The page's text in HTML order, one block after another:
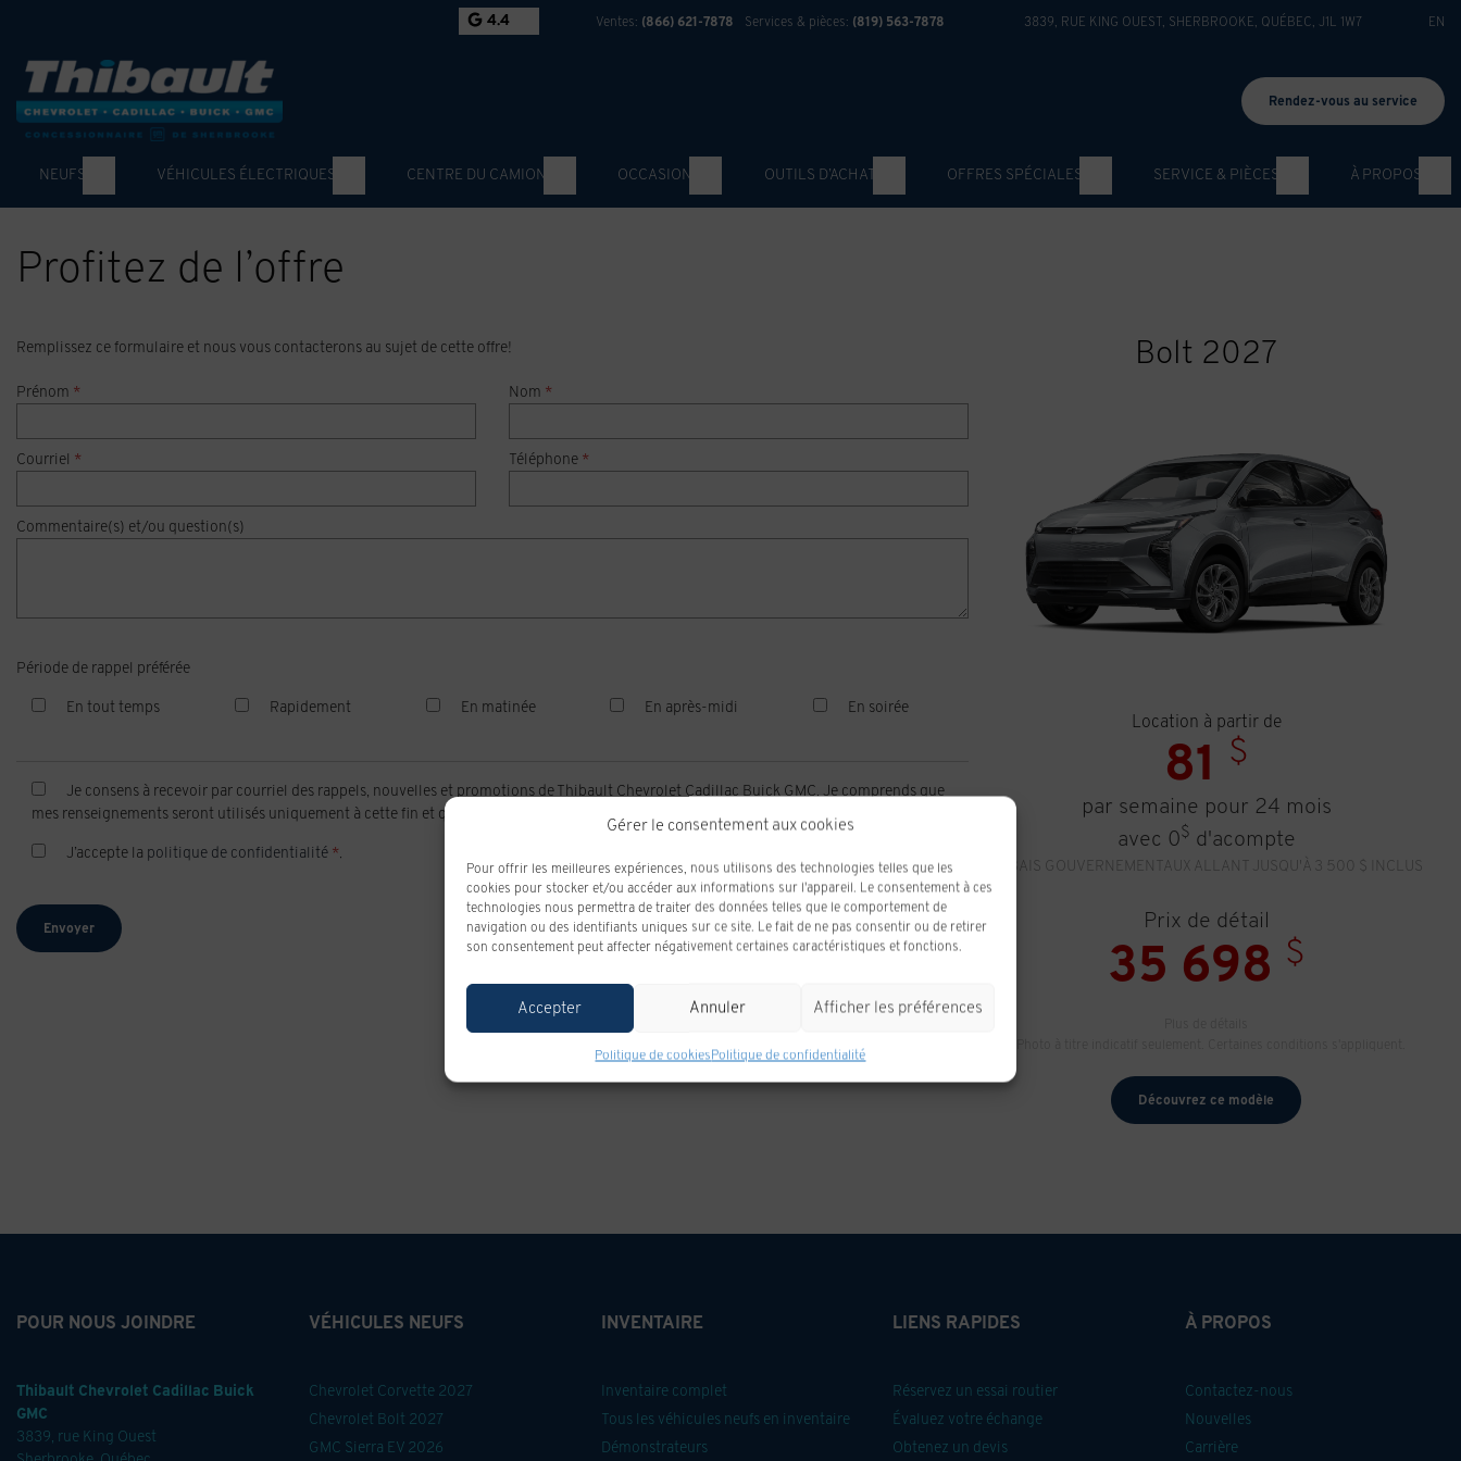
Gérer le consentement aux cookies
Pour offrir les meilleures expériences, nous utilisons des technologies telles que les
cookies pour stocker et/ou accéder aux informations sur l'appareil. Le consentement à ces
technologies nous permettra de traiter des données telles que le comportement de
navigation ou des identifiants uniques sur ce site. Le fait de ne pas consentir ou de retirer
son consentement peut affecter négativement certaines caractéristiques et fonctions.
Accepter Annuler Afficher les préférences
Politique de cookiesPolitique de confidentialité
4.4 Ventes: (866) 621-7878 Services & pièces: (819) 563-7878 3839, RUE KING OUEST SHERBROOKE QUÉBEC J1L 1W7 EN
Rendez-vous au service
NEUFS VÉHICULES ÉLECTRIQUES CENTRE DU CAMION OCCASION OUTILS D’ACHAT OFFRES SPÉCIALES SERVICE & PIÈCES À PROPOS
Profitez de l’offre
Remplissez ce formulaire et nous vous contacterons au sujet de cette offre!
Prénom * Nom *
Courriel * Téléphone *
Commentaire(s) et/ou question(s)
Période de rappel préférée
En tout temps
Rapidement En matinée En après-midi En soirée
Je consens à recevoir par courriel des rappels, nouvelles et promotions de Thibault Chevrolet Cadillac Buick GMC. Je comprends que
mes renseignements seront utilisés uniquement à cette fin et que je peux retirer mon consentement en tout temps.
J’accepte la politique de confidentialité *.
Bolt 2027
Location à partir de
81 $
par semaine pour 24 mois
avec 0$ d'acompte
RABAIS GOUVERNEMENTAUX ALLANT JUSQU'À 3 500 $ INCLUS
Prix de détail
35 698 $
Découvrez ce modèle
POUR NOUS JOINDRE
Thibault Chevrolet Cadillac Buick
GMC
3839, rue King Ouest
VÉHICULES NEUFS
Chevrolet Corvette 2027
Chevrolet Bolt 2027
GMC Sierra EV 2026
INVENTAIRE
Inventaire complet
Tous les véhicules neufs en inventaire
Démonstrateurs
LIENS RAPIDES
Réservez un essai routier
Évaluez votre échange
Obtenez un devis
À PROPOS
Contactez-nous
Nouvelles
Carrière